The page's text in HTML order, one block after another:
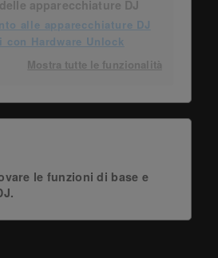
apparecchiature DJ
alle apparecchiature DJ
Hardware Unlock
Mostra tutte le funzionalità
le funzioni di base e